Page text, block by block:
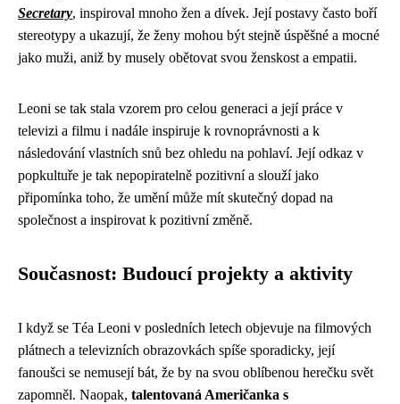
Secretary, inspiroval mnoho žen a dívek. Její postavy často boří
stereotypy a ukazují, že ženy mohou být stejně úspěšné a mocné
jako muži, aniž by musely obětovat svou ženskost a empatii.
Leoni se tak stala vzorem pro celou generaci a její práce v
televizi a filmu i nadále inspiruje k rovnoprávnosti a k
následování vlastních snů bez ohledu na pohlaví. Její odkaz v
popkultuře je tak nepopiratelně pozitivní a slouží jako
připomínka toho, že umění může mít skutečný dopad na
společnost a inspirovat k pozitivní změně.
Současnost: Budoucí projekty a aktivity
I když se Téa Leoni v posledních letech objevuje na filmových
plátnech a televizních obrazovkách spíše sporadicky, její
fanoušci se nemusejí bát, že by na svou oblíbenou herečku svět
zapomněl. Naopak, talentovaná Američanka s